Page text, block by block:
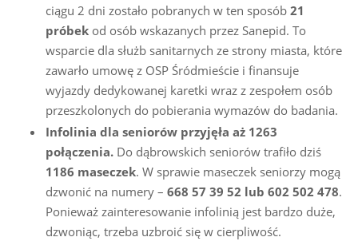
ciągu 2 dni zostało pobranych w ten sposób 21
próbek od osób wskazanych przez Sanepid. To
wsparcie dla służb sanitarnych ze strony miasta, które
zawarło umowę z OSP Śródmieście i finansuje
wyjazdy dedykowanej karetki wraz z zespołem osób
przeszkolonych do pobierania wymazów do badania.
Infolinia dla seniorów przyjęła aż 1263
połączenia. Do dąbrowskich seniorów trafiło dziś
1186 maseczek. W sprawie maseczek seniorzy mogą
dzwonić na numery – 668 57 39 52 lub 602 502 478.
Ponieważ zainteresowanie infolinią jest bardzo duże,
dzwoniąc, trzeba uzbroić się w cierpliwość.